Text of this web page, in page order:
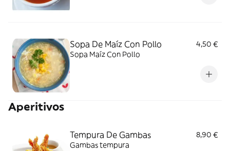
Sopa De Maíz Con Pollo
4,50 €
Sopa Maíz Con Pollo
Aperitivos
Tempura De Gambas
8,90 €
Gambas tempura